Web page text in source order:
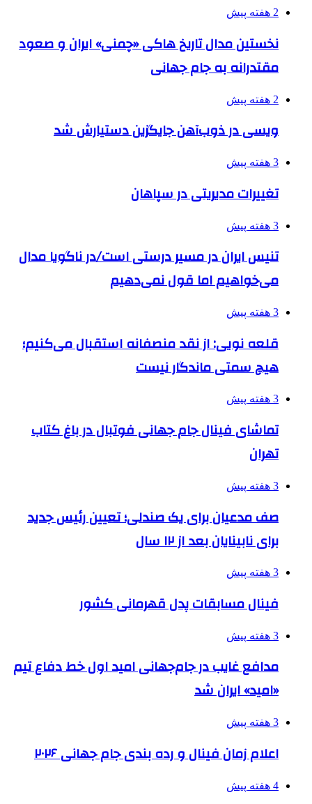
2 هفته پیش
نخستین مدال تاریخ هاکی «چمنی» ایران و صعود
مقتدرانه به جام جهانی
2 هفته پیش
ویسی در ذوب‌آهن جایگزین دستیارش شد
3 هفته پیش
تغییرات مدیریتی در سپاهان
3 هفته پیش
تنیس ایران در مسیر درستی است/در ناگویا مدال
می‌خواهیم اما قول نمی‌دهیم
3 هفته پیش
قلعه نویی: از نقد منصفانه استقبال می‌کنیم؛
هیچ سمتی ماندگار نیست
3 هفته پیش
تماشای فینال جام جهانی فوتبال در باغ کتاب
تهران
3 هفته پیش
صف مدعیان برای یک صندلی؛ تعیین رئیس جدید
برای نابینایان بعد از ۱۲ سال
3 هفته پیش
فینال مسابقات پدل قهرمانی کشور
3 هفته پیش
مدافع غایب در جام‌جهانی امید اول خط دفاع تیم
«امید» ایران شد
3 هفته پیش
اعلام زمان فینال و رده بندی جام جهانی ۲۰۲۶
4 هفته پیش